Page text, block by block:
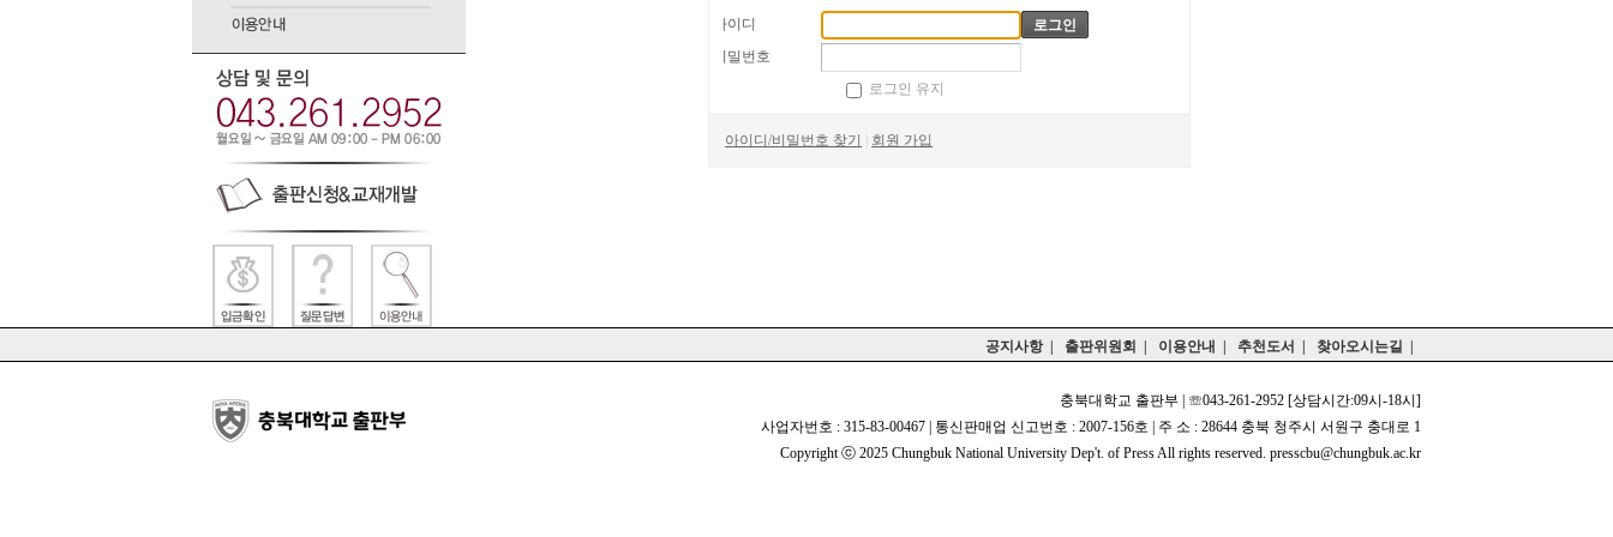
아이디
비밀번호
로그인 유지
아이디/비밀번호 찾기 회원 가입
공지사항| 출판위원회 이용안내 추천도서 찾아오시는길
충북대학교 출판부 | ☏043-261-2952 [상담시간:09시-18시]
사업자번호 : 315-83-00467 | 통신판매업 신고번호 : 2007-156호 | 주 소 : 28644 충북 청주시 서원구 충대로 1
Copyright ⓒ 2025 Chungbuk National University Dep't. of Press All rights reserved. presscbu@chungbuk.ac.kr